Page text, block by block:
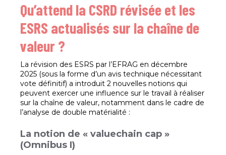
Qu’attend la CSRD révisée et les
ESRS actualisés sur la chaîne de
valeur ?
La révision des ESRS par l’EFRAG en décembre
2025 (sous la forme d’un avis technique nécessitant
vote définitif) a introduit 2 nouvelles notions qui
peuvent exercer une influence sur le travail à réaliser
sur la chaîne de valeur, notamment dans le cadre de
l’analyse de double matérialité :
La notion de « valuechain cap »
(Omnibus I)